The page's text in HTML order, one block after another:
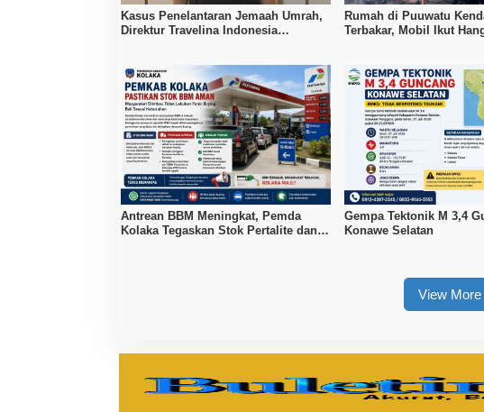
Kasus Penelantaran Jemaah Umrah,
Direktur Travelina Indonesia
Rumah di Puuwatu
Terbakar, Mobil Ikut
Antrean BBM Meningkat, Pemda
Kolaka Tegaskan Stok Pertalite dan
Gempa Tektonik M 3,4
Konawe Selatan
View More